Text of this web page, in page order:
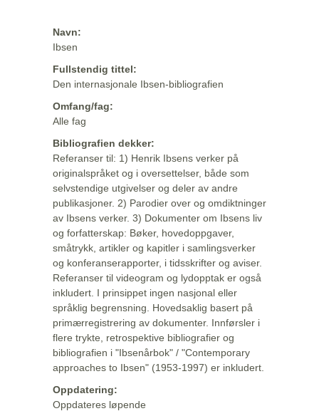
Navn:
Ibsen
Fullstendig tittel:
Den internasjonale Ibsen-bibliografien
Omfang/fag:
Alle fag
Bibliografien dekker:
Referanser til: 1) Henrik Ibsens verker på
originalspråket og i oversettelser, både som
selvstendige utgivelser og deler av andre
publikasjoner. 2) Parodier over og omdiktninger
av Ibsens verker. 3) Dokumenter om Ibsens liv
og forfatterskap: Bøker, hovedoppgaver,
småtrykk, artikler og kapitler i samlingsverker
og konferanserapporter, i tidsskrifter og aviser.
Referanser til videogram og lydopptak er også
inkludert. I prinsippet ingen nasjonal eller
språklig begrensning. Hovedsaklig basert på
primærregistrering av dokumenter. Innførsler i
flere trykte, retrospektive bibliografier og
bibliografien i "Ibsenårbok" / "Contemporary
approaches to Ibsen" (1953-1997) er inkludert.
Oppdatering:
Oppdateres løpende